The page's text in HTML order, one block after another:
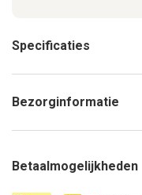
Specificaties
Bezorginformatie
Betaalmogelijkheden